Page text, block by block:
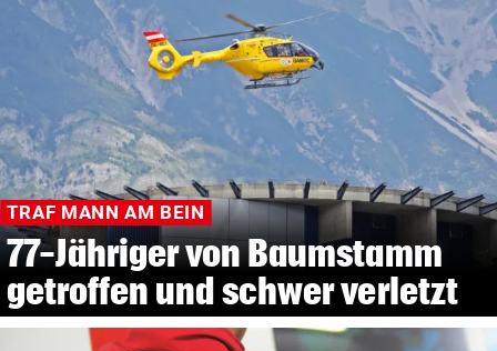
TRAF MANN AM BEIN
77-Jähriger von Baumstamm
getroffen und schwer verletzt